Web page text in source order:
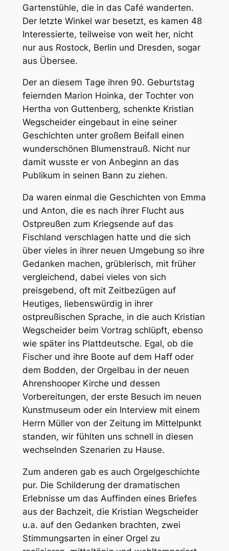
Gartenstühle, die in das Café wanderten.
Der letzte Winkel war besetzt, es kamen 48
Interessierte, teilweise von weit her, nicht
nur aus Rostock, Berlin und Dresden, sogar
aus Übersee.
Der an diesem Tage ihren 90. Geburtstag
feiernden Marion Hoinka, der Tochter von
Hertha von Guttenberg, schenkte Kristian
Wegscheider eingebaut in eine seiner
Geschichten unter großem Beifall einen
wunderschönen Blumenstrauß. Nicht nur
damit wusste er von Anbeginn an das
Publikum in seinen Bann zu ziehen.
Da waren einmal die Geschichten von Emma
und Anton, die es nach ihrer Flucht aus
Ostpreußen zum Kriegsende auf das
Fischland verschlagen hatte und die sich
über vieles in ihrer neuen Umgebung so ihre
Gedanken machen, grüblerisch, mit früher
vergleichend, dabei vieles von sich
preisgebend, oft mit Zeitbezügen auf
Heutiges, liebenswürdig in ihrer
ostpreußischen Sprache, in die auch Kristian
Wegscheider beim Vortrag schlüpft, ebenso
wie später ins Plattdeutsche. Egal, ob die
Fischer und ihre Boote auf dem Haff oder
dem Bodden, der Orgelbau in der neuen
Ahrenshooper Kirche und dessen
Vorbereitungen, der erste Besuch im neuen
Kunstmuseum oder ein Interview mit einem
Herrn Müller von der Zeitung im Mittelpunkt
standen, wir fühlten uns schnell in diesen
wechselnden Szenarien zu Hause.
Zum anderen gab es auch Orgelgeschichte
pur. Die Schilderung der dramatischen
Erlebnisse um das Auffinden eines Briefes
aus der Bachzeit, die Kristian Wegscheider
u.a. auf den Gedanken brachten, zwei
Stimmungsarten in einer Orgel zu